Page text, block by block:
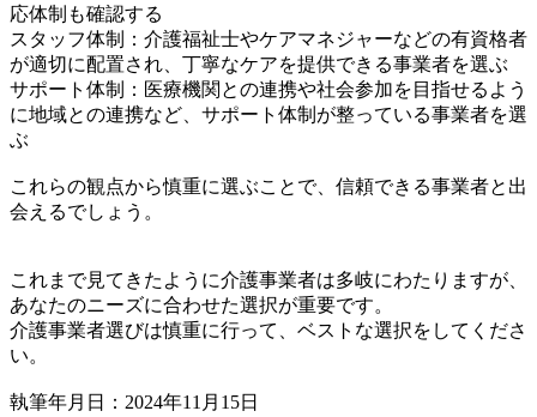
応体制も確認する
スタッフ体制：介護福祉士やケアマネジャーなどの有資格者
が適切に配置され、丁寧なケアを提供できる事業者を選ぶ
サポート体制：医療機関との連携や社会参加を目指せるよう
に地域との連携など、サポート体制が整っている事業者を選
ぶ
これらの観点から慎重に選ぶことで、信頼できる事業者と出
会えるでしょう。
これまで見てきたように介護事業者は多岐にわたりますが、
あなたのニーズに合わせた選択が重要です。
介護事業者選びは慎重に行って、ベストな選択をしてくださ
い。
執筆年月日：2024年11月15日